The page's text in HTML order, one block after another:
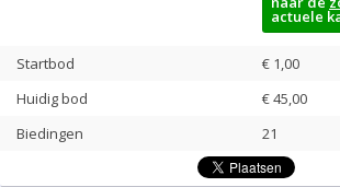
actuele
Startbod
€ 1,00
Huidig bod
€45,00
Biedingen
21